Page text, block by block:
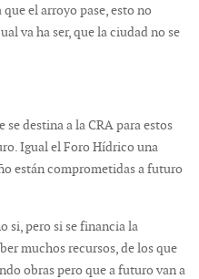
el arroyo pase, esto no
va ha ser, que la ciudad no se
destina a la CRA para estos
Igual el Foro Hídrico una
están comprometidas a futuro
si, pero si se financia la
muchos recursos, de los que
obras pero que a futuro van a